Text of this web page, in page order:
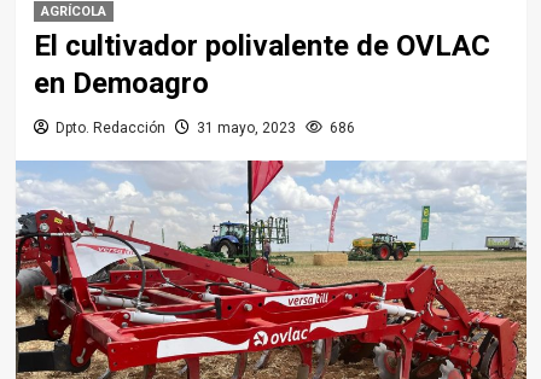
AGRÍCOLA
El cultivador polivalente de OVLAC
en Demoagro
Dpto. Redacción 31 mayo, 2023 686